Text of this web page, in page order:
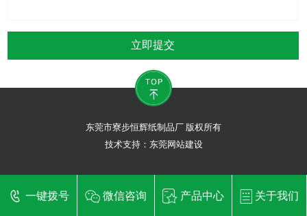
立即提交
东莞市寮步恒辉纸制品厂 版权所有
技术支持： 东莞网站建设
一键拨号 微信咨询 产品中心 关于我们